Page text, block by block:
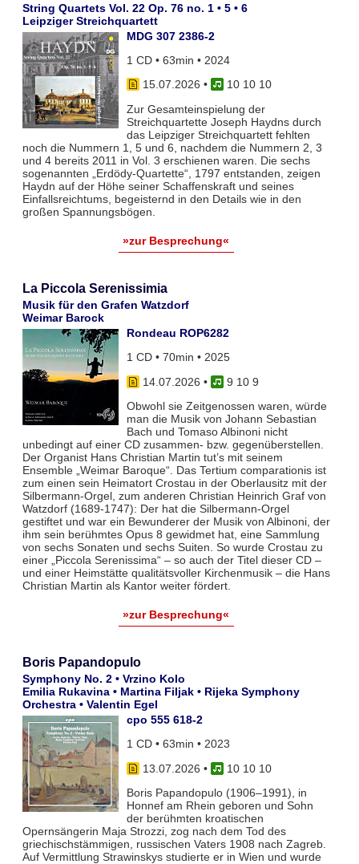
String Quartets Vol. 22 Op. 76 no. 1 • 5 • 6
Leipziger Streichquartett
MDG 307 2386-2
1 CD • 63min • 2024
15.07.2026 •
10 10 10
Zur Gesamteinspielung der
Streichquartette Joseph Haydns durch
das Leipziger Streichquartett fehlten
noch die Nummern 1, 5 und 6, nachdem die Nummern 2, 3
und 4 bereits 2011 in Vol. 3 erschienen waren. Die sechs
sogenannten „Erdödy-Quartette“, 1797 entstanden, zeigen
Haydn auf der Höhe seiner Schaffenskraft und seines
Einfallsreichtums, begeisternd in den Details wie in den
großen Spannungsbögen.
»zur Besprechung«
La Piccola Serenissimia
Musik für den Grafen Watzdorf
Weimar Barock
Rondeau ROP6282
1 CD • 70min • 2025
14.07.2026 •
9 10 9
Obwohl sie Zeitgenossen waren, würde
man die Musik von Johann Sebastian
Bach und Tomaso Albinoni nicht
unbedingt auf einer CD zusammen- bzw. gegenüberstellen.
Der Organist Hans Christian Martin tut’s mit seinem
Ensemble „Weimar Baroque“. Das Tertium comparationis ist
zum einen sein Heimatort Crostau in der Oberlausitz mit der
Silbermann-Orgel, zum anderen Christian Heinrich Graf von
Watzdorf (1689-1747): Der hat die Silbermann-Orgel
gestiftet und war ein Bewunderer der Musik von Albinoni, der
ihm sein berühmtes Opus 8 gewidmet hat, eine Sammlung
von sechs Sonaten und sechs Suiten. So wurde Crostau zu
einer „Piccola Serenissima“ – so auch der Titel dieser CD –
und einer Heimstätte qualitätsvoller Kirchenmusik – die Hans
Christian Martin als Kantor weiter fördert.
»zur Besprechung«
Boris Papandopulo
Symphony No. 2 • Vrzino Kolo
Emilia Rukavina • Martina Filjak • Rijeka Symphony
Orchestra • Valentin Egel
cpo 555 618-2
1 CD • 63min • 2023
13.07.2026 •
10 10 10
Boris Papandopulo (1906–1991), in
Honnef am Rhein geboren und Sohn
der berühmten kroatischen
Opernsängerin Maja Strozzi, zog nach dem Tod des
griechischstämmigen, russischen Vaters 1908 nach Zagreb.
Auf Vermittlung Strawinskys studierte er in Wien und wurde